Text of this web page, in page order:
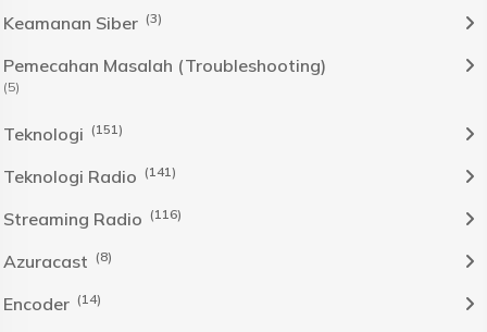
Keamanan Siber (3)
Pemecahan Masalah (Troubleshooting)
(5)
Teknologi (151)
Teknologi Radio (141)
Streaming Radio (116)
Azuracast (8)
Encoder (14)